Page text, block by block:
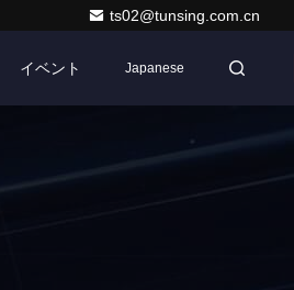
ts02@tunsing.com.cn
イベント Japanese